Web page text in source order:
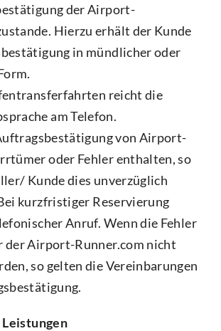
der Airport-
Hierzu erhält der Kunde
in mündlicher oder
reicht die
am Telefon.
von Airport-
oder Fehler enthalten, so
Kunde dies unverzüglich
kurzfristiger Reservierung
Anruf. Wenn die Fehler
der Airport-Runner.com nicht
so gelten die Vereinbarungen
Leistungen